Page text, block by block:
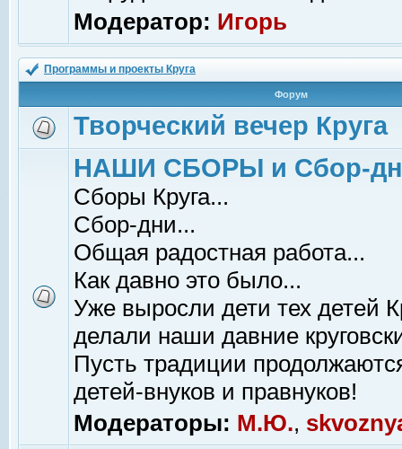
Модератор: Игорь
Программы и проекты Круга
Форум
Творческий вечер Круга
НАШИ СБОРЫ и Сбор-
Сборы Круга...
Сбор-дни...
Общая радостная работа...
Как давно это было...
Уже выросли дети тех детей
делали наши давние
Пусть традиции
детей-внуков и правнуков!
Модераторы: М.Ю.,